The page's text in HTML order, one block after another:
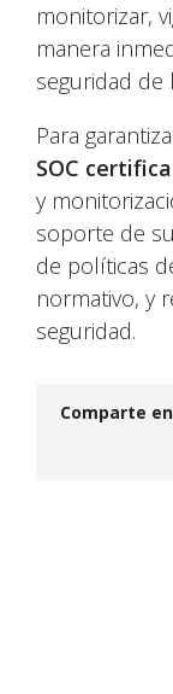
monitorizar,
manera
seguridad de
Para
SOC
y
soporte de
de políticas
normativo, y
seguridad.
Comparte